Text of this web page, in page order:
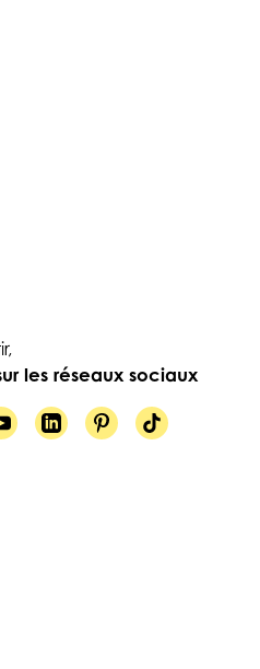
les réseaux sociaux